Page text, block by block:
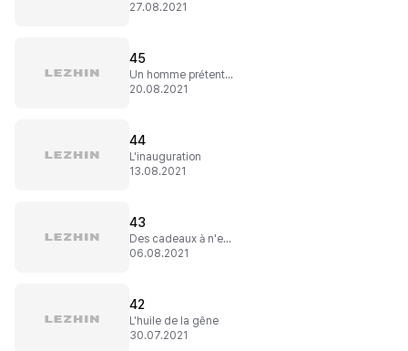
27.08.2021
45
Un homme prétentieux
20.08.2021
44
L'inauguration
13.08.2021
43
Des cadeaux à n'en plus finir
06.08.2021
42
L'huile de la gêne
30.07.2021